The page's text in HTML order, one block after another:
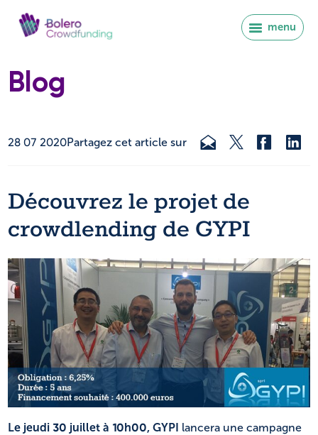
menu
Se connecter
NL FR
Blog
28 07 2020Partagez cet article sur
Découvrez le projet de
crowdlending de GYPI
Le jeudi 30 juillet à 10h00, GYPI lancera une campagne